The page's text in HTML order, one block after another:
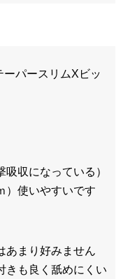
パースリムXビッ
収になっている）
）使いやすいです
あまり好みません
きも良く舐めにくい